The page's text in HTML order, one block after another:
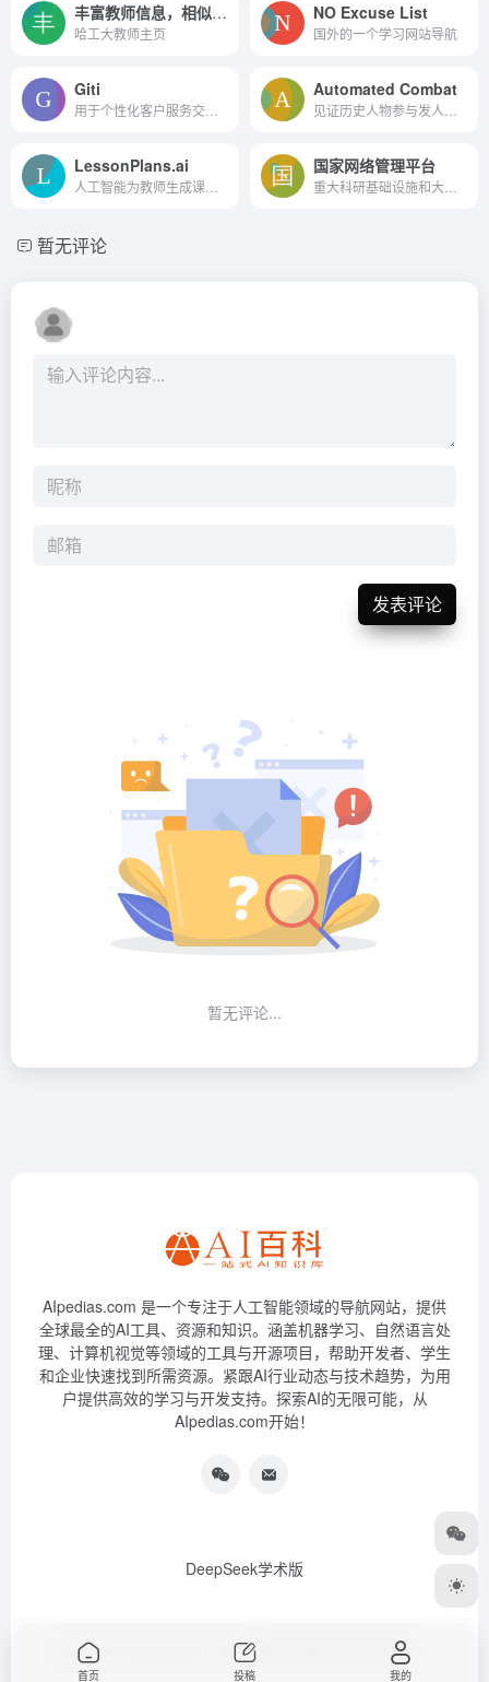
丰富教师信息，相似推荐，访问统计
哈工大教师主页
NO Excuse List
国外的一个学习网站导航
Giti Automated Combat
LessonPlans.ai 国家网络管理平台
暂无评论
发表评论
暂无评论...
AIpedias.com 是一个专注于人工智能领域的导航网站，提供
全球最全的AI工具、资源和知识。涵盖机器学习、自然语言处
理、计算机视觉等领域的工具与开源项目，帮助开发者、学生
和企业快速找到所需资源。紧跟AI行业动态与技术趋势，为用
户提供高效的学习与开发支持。探索AI的无限可能，从
AIpedias.com开始！
DeepSeek学术版
Copyright © 2026 AIPedias｜AI导航网 浙ICP备2023026385号-3
首页 投稿 我的